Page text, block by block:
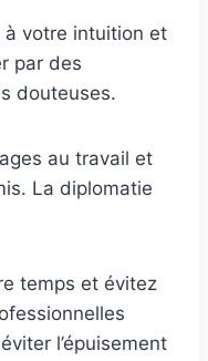
à votre intuition et
par des
douteuses.
au travail et
La diplomatie
temps et évitez
l’épuisement